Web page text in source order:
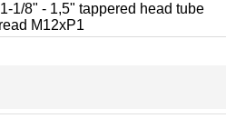
1/8" - 1,5" tappered head tube
M12xP1